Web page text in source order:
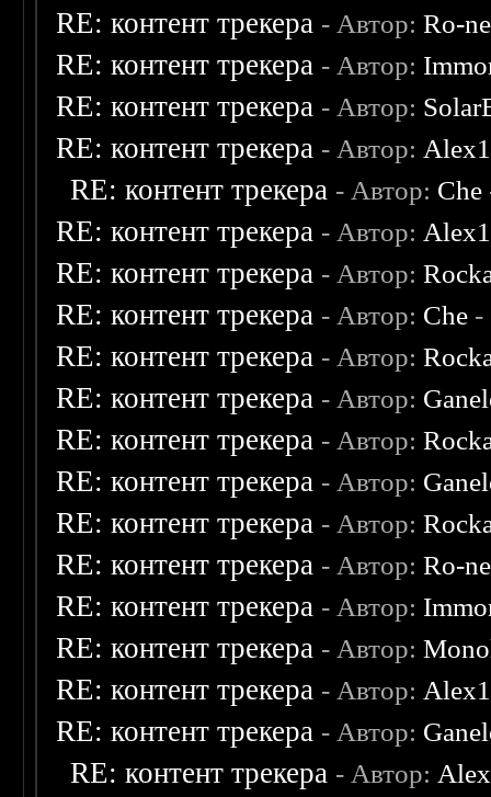
RE: контент трекера - Автор:Ro-
RE: контент трекера - Автор:
RE: контент трекера - Автор:
RE: контент трекера - Автор:
RE: контент трекера - Автор: Che
RE: контент трекера - Автор:
RE: контент трекера - Автор:
RE: контент трекера - Автор: Che -
RE: контент трекера - Автор:
RE: контент трекера - Автор:
RE: контент трекера - Автор:
RE: контент трекера - Автор:
RE: контент трекера - Автор:
RE: контент трекера - Автор:Ro-
RE: контент трекера - Автор:
RE: контент трекера - Автор:
RE: контент трекера - Автор:
RE: контент трекера - Автор:
RE: контент трекера - Автор: